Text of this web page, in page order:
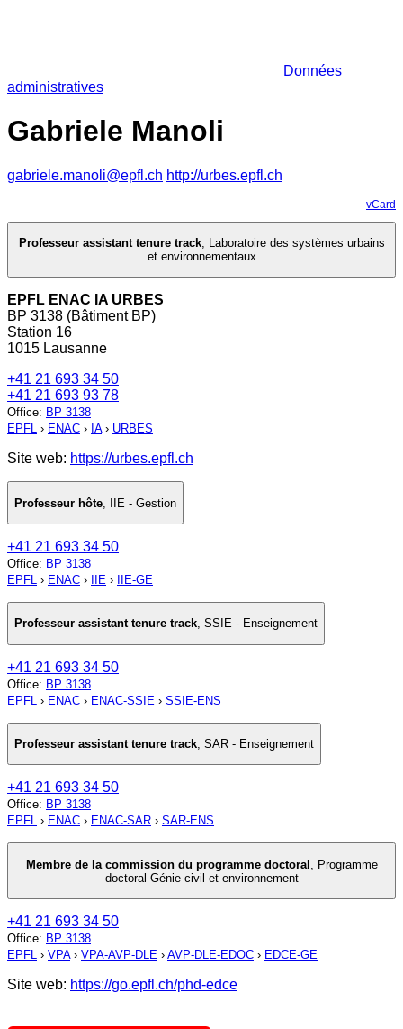
Données
administratives
Gabriele Manoli
gabriele.manoli@epfl.ch http://urbes.epfl.ch
vCard
Professeur assistant tenure track, Laboratoire des systèmes urbains
et environnementaux
EPFL ENAC IA URBES
BP 3138 (Bâtiment BP)
Station 16
1015 Lausanne
+41 21 693 34 50
+41 21 693 93 78
Office: BP 3138
EPFL › ENAC › IA› URBES
Site web: https://urbes.epfl.ch
Professeur hôte IIE - Gestion
+41 21 693 34 50
Office: BP 3138
EPFL › ENAC › IIE › IIE-GE
Professeur assistant tenure track, SSIE - Enseignement
+41 21 693 34 50
Office: BP 3138
EPFL › ENAC › ENAC-SSIE › SSIE-ENS
Professeur assistant tenure track, SAR - Enseignement
+41 21 693 34 50
Office: BP 3138
EPFL › ENAC › ENAC-SAR › SAR-ENS
Membre de la commission du programme doctoral
Programme
doctoral Génie civil et environnement
+41 21 693 34 50
Office: BP 3138
EPFL › VPA› VPA-AVP-DLE › AVP-DLE-EDOC › EDCE-GE
Site web: https://go.epfl.ch/phd-edce